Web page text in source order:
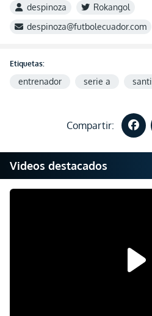
despinoza
Rokangol
despinoza@futbolecuador.com
Etiquetas:
entrenador serie a
Compartir:
Videos destacados